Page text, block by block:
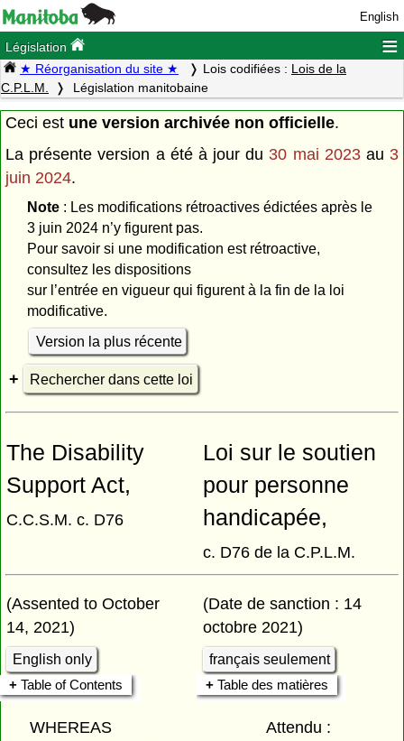
English
Législation ≡
★ Réorganisation du site ★ Lois codifiées : Lois de la
C.P.L.M.
Législation manitobaine
Ceci est une version archivée non officielle.
La présente version a été à jour du 30 mai 2023au 3
juin 2024.
Note: Les modifications rétroactives édictées après le
3 juin 2024 n’y figurent pas.
Pour savoir si une modification est rétroactive,
consultez les dispositions
sur l’entrée en vigueur qui figurent à la fin de la loi
modificative.
Version la plus récente
Rechercher dans cette loi
The Disability
Support Act,
C.C.S.M. c. D76
Loi sur le soutien
pour personne
handicapée,
c. D76 de la C.P.L.M.
(Assented to October
14, 2021)
(Date de sanction : 14
octobre 2021)
English only
français seulement
Table of Contents
Table des matières
WHEREAS
Attendu :